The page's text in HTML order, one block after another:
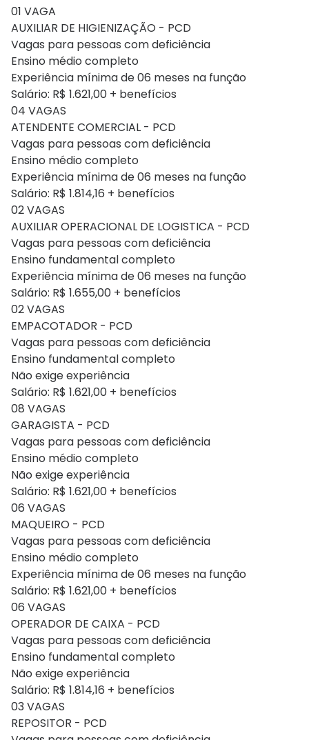
01 VAGA
AUXILIAR DE HIGIENIZAÇÃO - PCD
Vagas para pessoas com deficiência
Ensino médio completo
Experiência mínima de 06 meses na função
Salário: R$ 1.621,00 + benefícios
04 VAGAS
ATENDENTE COMERCIAL - PCD
Vagas para pessoas com deficiência
Ensino médio completo
Experiência mínima de 06 meses na função
Salário: R$ 1.814,16 + benefícios
02 VAGAS
AUXILIAR OPERACIONAL DE LOGISTICA - PCD
Vagas para pessoas com deficiência
Ensino fundamental completo
Experiência mínima de 06 meses na função
Salário: R$ 1.655,00 + benefícios
02 VAGAS
EMPACOTADOR - PCD
Vagas para pessoas com deficiência
Ensino fundamental completo
Não exige experiência
Salário: R$ 1.621,00 + benefícios
08 VAGAS
GARAGISTA - PCD
Vagas para pessoas com deficiência
Ensino médio completo
Não exige experiência
Salário: R$ 1.621,00 + benefícios
06 VAGAS
MAQUEIRO - PCD
Vagas para pessoas com deficiência
Ensino médio completo
Experiência mínima de 06 meses na função
Salário: R$ 1.621,00 + benefícios
06 VAGAS
OPERADOR DE CAIXA - PCD
Vagas para pessoas com deficiência
Ensino fundamental completo
Não exige experiência
Salário: R$ 1.814,16 + benefícios
03 VAGAS
REPOSITOR - PCD